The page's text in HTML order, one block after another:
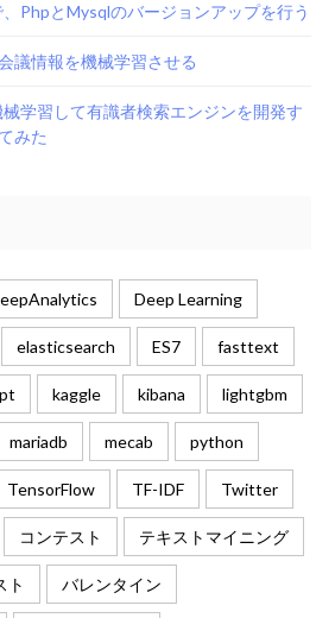
phpとmysqlのバージョンアップを行う
議情報を機械学習させる
学習して有識者検索エンジンを開発す
みた
Deep Learning
elasticsearch ES7 fasttext
kaggle kibana lightgbm
mariadb mecab python
TensorFlow TF-IDF Twitter
コンテスト テキストマイニング
ト バレンタイン